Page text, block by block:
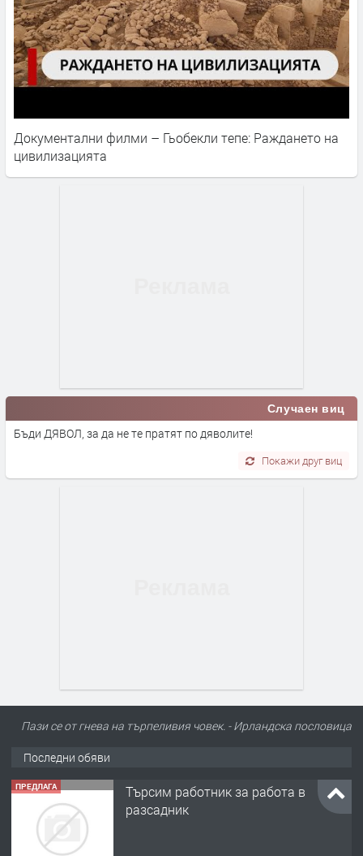
Документални филми – Гьобекли тепе: Раждането на
цивилизацията
Случаен виц
Бъди ДЯВОЛ, за да не те пратят по дяволите!
Покажи друг виц
Пази се от гнева на търпеливия човек. - Ирландскa пословицa
Последни обяви
ПРЕДЛАГА
Търсим работник за работа в
разсадник